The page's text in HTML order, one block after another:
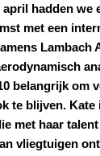
hadden we
met een
Lambach
belangrijk om
te blijven.
met haar
vliegtuigen